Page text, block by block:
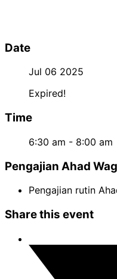
Date
Jul 06 2025
Expired!
Time
6:30 am - 8:00 am
Pengajian Ahad
Pengajian rutin
Share this event